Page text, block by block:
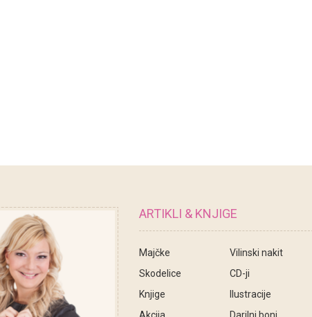
ARTIKLI & KNJIGE
Majčke
Skodelice
Knjige
Vilinski nakit
CD-ji
Ilustracije